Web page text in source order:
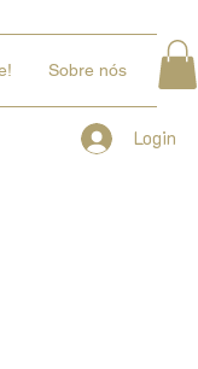
Sobre nós
Login